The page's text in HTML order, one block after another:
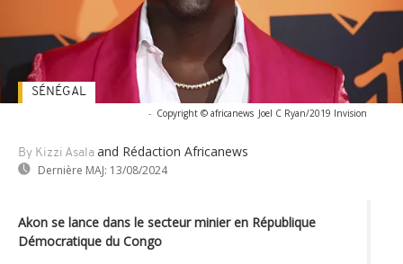
- Copyright © africanews Joel C Ryan/2019 Invision
By Kizzi Asala and Rédaction Africanews
Dernière MAJ: 13/08/2024
SÉNÉGAL
Akon se lance dans le secteur minier en République
Démocratique du Congo